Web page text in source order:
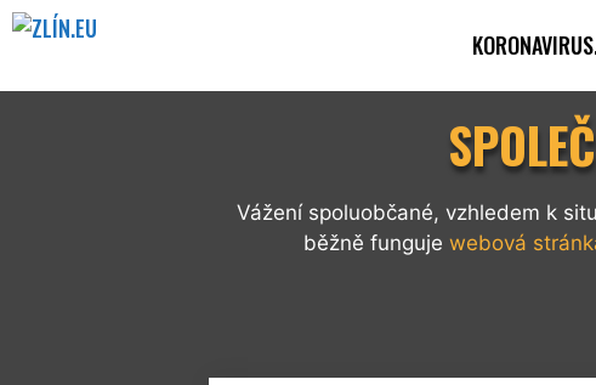
Přeskočit
Vážení spoluobčané, vzhledem k
běžně funguje webová